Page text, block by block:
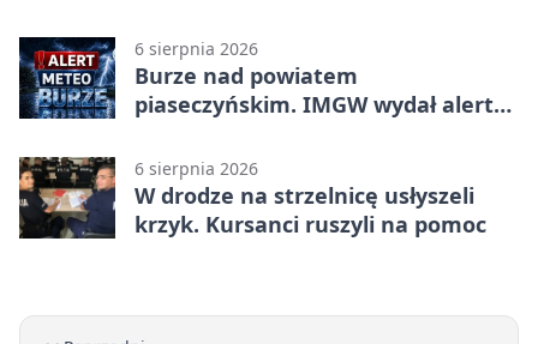
6 sierpnia 2026
Burze nad powiatem
piaseczyńskim. IMGW wydał alert
6 sierpnia 2026
W drodze na strzelnicę usłyszeli
krzyk. Kursanci ruszyli na pomoc